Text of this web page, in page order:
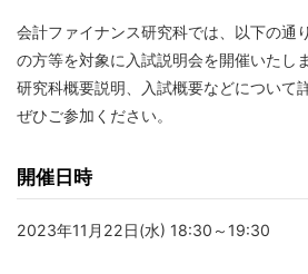
会計ファイナンス研究科では、以下の通
の方等を対象に入試説明会を開催いたしま
研究科概要説明、入試概要などについて
ぜひご参加ください。
開催日時
2023年11月22日(水) 18:30～19:30